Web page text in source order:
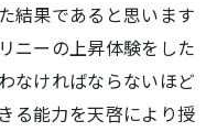
結果であると思います
ニーの上昇体験をした
なければならないほど
る能力を天啓により授